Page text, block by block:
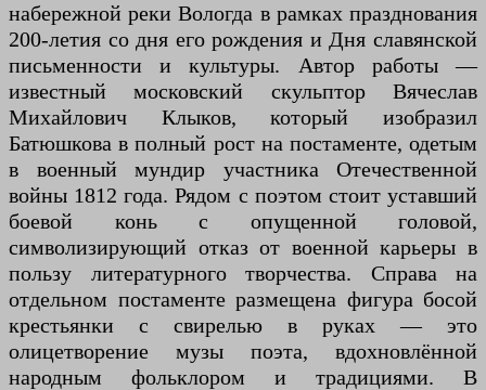
набережной реки Вологда в рамках празднования
200-летия со дня его рождения и Дня славянской
письменности и культуры. Автор работы —
известный московский скульптор Вячеслав
Михайлович Клыков, который изобразил
Батюшкова в полный рост на постаменте, одетым
в военный мундир участника Отечественной
войны 1812 года. Рядом с поэтом стоит уставший
боевой конь с опущенной головой,
символизирующий отказ от военной карьеры в
пользу литературного творчества. Справа на
отдельном постаменте размещена фигура босой
крестьянки с свирелью в руках — это
олицетворение музы поэта, вдохновлённой
народным фольклором и традициями. В